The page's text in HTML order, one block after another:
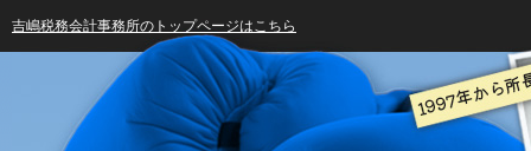
吉嶋税務会計事務所のトップページはこちら